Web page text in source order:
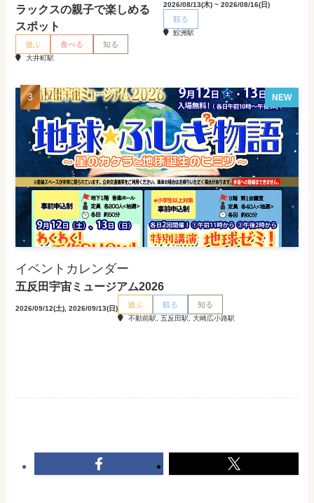
ラックスの親子で楽しめる
スポット
遊ぶ 食べる 知る
大井町駅
2026/08/13(木) ~ 2026/08/16(日)
観る
鮫洲駅
NEW
イベントカレンダー
五反田宇宙ミュージアム2026
2026/09/12(土), 2026/09/13(日) 遊ぶ 観る 知る
不動前駅, 五反田駅, 大崎広小路駅